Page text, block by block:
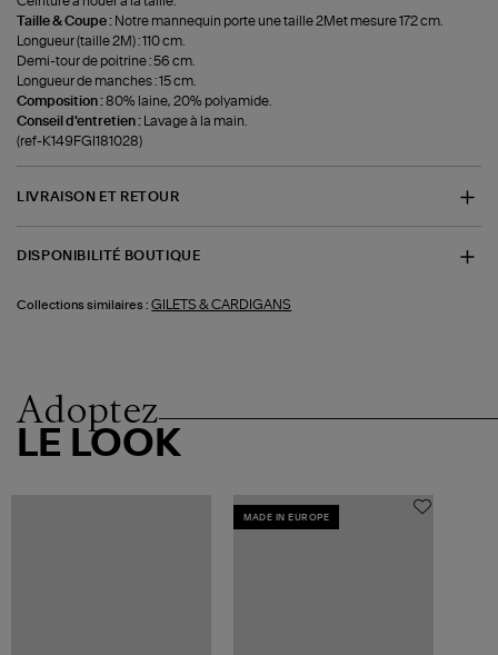
Taille & Coupe : Notre mannequin porte une taille 2Met mesure 172 cm.
Longueur (taille 2M) : 110 cm.
Demi-tour de poitrine : 56 cm.
Longueur de manches : 15 cm.
Composition :80% laine, 20% polyamide.
Conseil d'entretien :
Lavage à la main.
(ref-K149FGI181028)
LIVRAISON ET RETOUR
DISPONIBILITÉ BOUTIQUE
Collections similaires : GILETS & CARDIGANS
Adoptez
LE LOOK
MADE IN EUROPE